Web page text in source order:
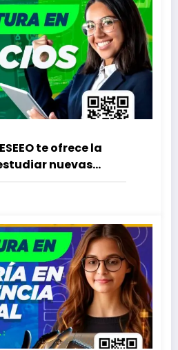
te ofrece la
nuevas
Campus Oaxaca,
y en la